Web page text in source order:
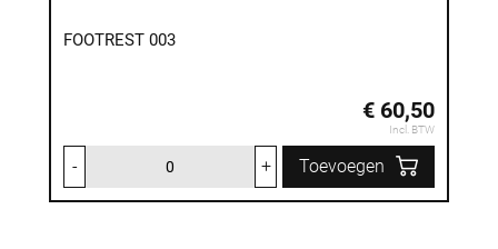
FOOTREST 003
€ 60,50
Incl. BTW
- + Toevoegen